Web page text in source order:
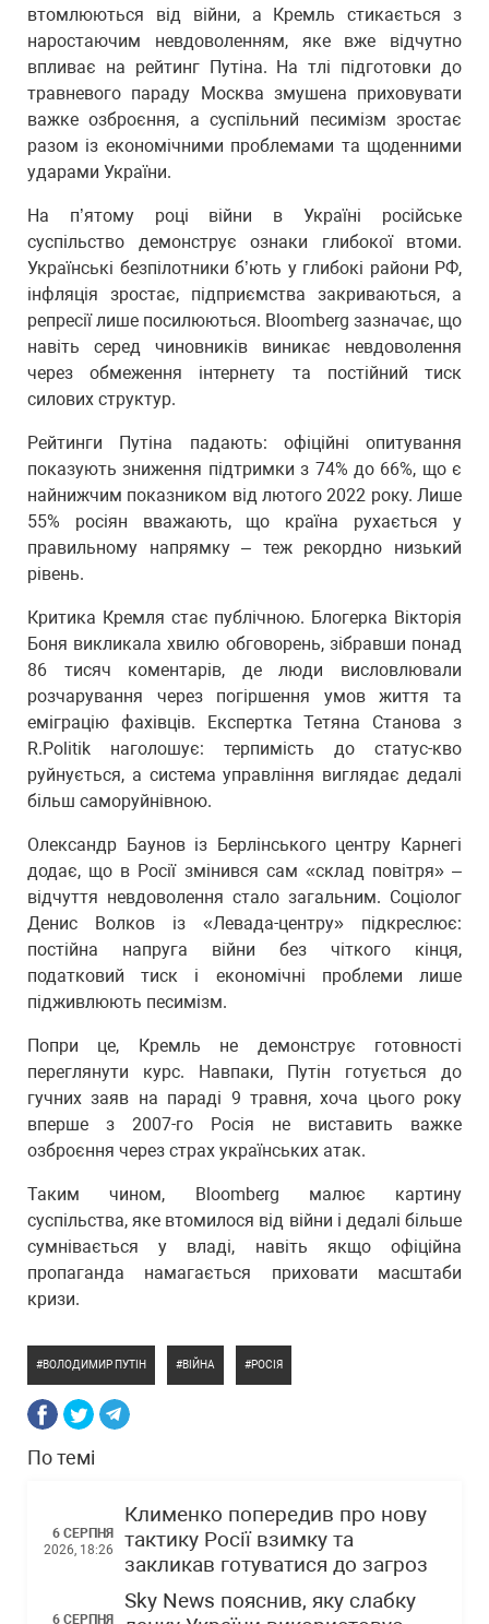
втомлюються від війни, а Кремль стикається з
наростаючим невдоволенням, яке вже відчутно
впливає на рейтинг Путіна. На тлі підготовки до
травневого параду Москва змушена приховувати
важке озброєння, а суспільний песимізм зростає
разом із економічними проблемами та щоденними
ударами України.
На п’ятому році війни в Україні російське
суспільство демонструє ознаки глибокої втоми.
Українські безпілотники б’ють у глибокі райони РФ,
інфляція зростає, підприємства закриваються, а
репресії лише посилюються. Bloomberg зазначає, що
навіть серед чиновників виникає невдоволення
через обмеження інтернету та постійний тиск
силових структур.
Рейтинги Путіна падають: офіційні опитування
показують зниження підтримки з 74% до 66%, що є
найнижчим показником від лютого 2022 року. Лише
55% росіян вважають, що країна рухається у
правильному напрямку – теж рекордно низький
рівень.
Критика Кремля стає публічною. Блогерка Вікторія
Боня викликала хвилю обговорень, зібравши понад
86 тисяч коментарів, де люди висловлювали
розчарування через погіршення умов життя та
еміграцію фахівців. Експертка Тетяна Станова з
R.Politik наголошує: терпимість до статус-кво
руйнується, а система управління виглядає дедалі
більш саморуйнівною.
Олександр Баунов із Берлінського центру Карнегі
додає, що в Росії змінився сам «склад повітря» –
відчуття невдоволення стало загальним. Соціолог
Денис Волков із «Левада-центру» підкреслює:
постійна напруга війни без чіткого кінця,
податковий тиск і економічні проблеми лише
підживлюють песимізм.
Попри це, Кремль не демонструє готовності
переглянути курс. Навпаки, Путін готується до
гучних заяв на параді 9 травня, хоча цього року
вперше з 2007-го Росія не виставить важке
озброєння через страх українських атак.
Таким чином, Bloomberg малює картину
суспільства, яке втомилося від війни і дедалі більше
сумнівається у владі, навіть якщо офіційна
пропаганда намагається приховати масштаби
кризи.
ВОЛОДИМИР ПУТІН ВІЙНА РОСІЯ
По темі
6 СЕРПНЯ
2026, 18:26
Клименко попередив про нову
тактику Росії взимку та
закликав готуватися до загроз
6 СЕРПНЯ
Sky News пояснив, яку слабку